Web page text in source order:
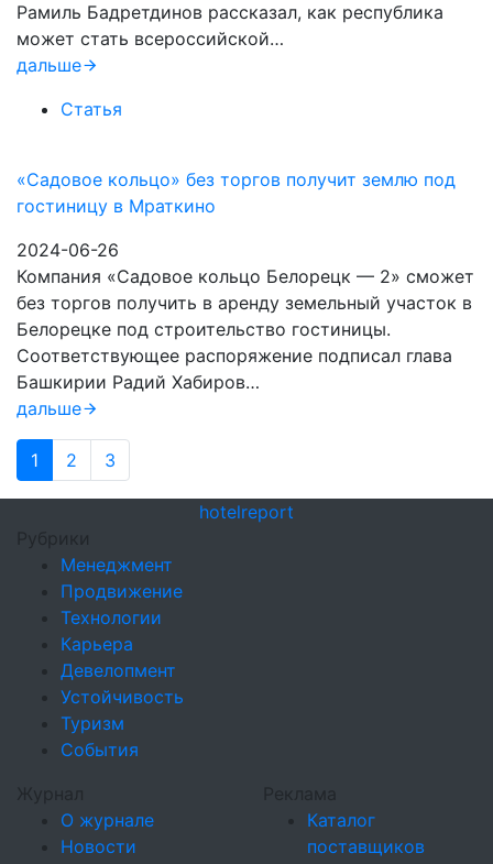
Рамиль Бадретдинов рассказал, как республика
может стать всероссийской…
дальше
Статья
«Садовое кольцо» без торгов получит землю под
гостиницу в Мраткино
2024-06-26
Компания «Садовое кольцо Белорецк — 2» сможет
без торгов получить в аренду земельный участок в
Белорецке под строительство гостиницы.
Соответствующее распоряжение подписал глава
Башкирии Радий Хабиров…
дальше
1 2 3
hotelreport
Рубрики
Менеджмент
Продвижение
Технологии
Карьера
Девелопмент
Устойчивость
Туризм
События
Журнал
О журнале
Новости
Реклама
Каталог
поставщиков